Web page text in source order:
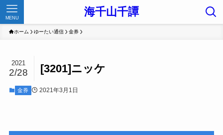
海千山千譚
MENU
ホーム ゆーたい通信 金券
[3201]ニッケ
2021
2/28
金券 2021年3月1日